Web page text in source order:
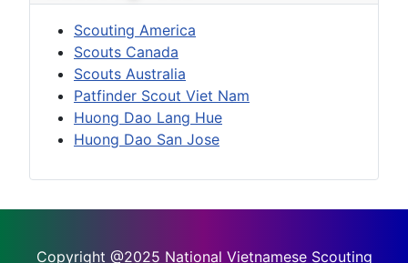
Scouting America
Scouts Canada
Scouts Australia
Patfinder Scout Viet Nam
Huong Dao Lang Hue
Huong Dao San Jose
Copyright @2025 National Vietnamese Scouting